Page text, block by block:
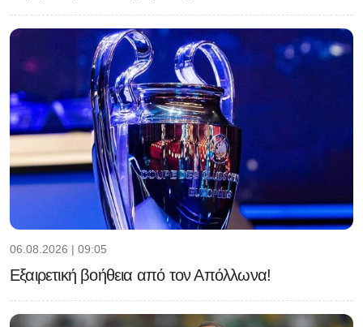
06.08.2026 | 09:05
Εξαιρετική βοήθεια από τον Απόλλωνα!